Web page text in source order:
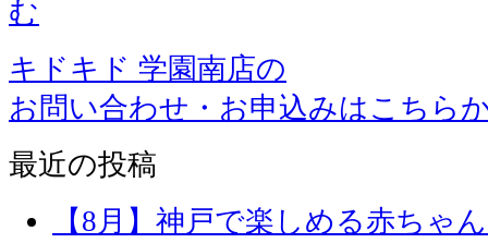
む
キドキド 学園南店の
お問い合わせ・お申込みはこちら
最近の投稿
【8月】神戸で楽しめる赤ちゃ